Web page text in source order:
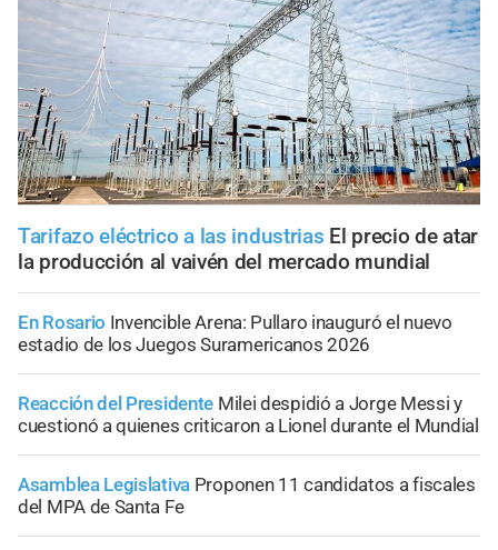
Tarifazo eléctrico a las industrias El precio de atar
la producción al vaivén del mercado mundial
En Rosario Invencible Arena: Pullaro inauguró el nuevo
estadio de los Juegos Suramericanos 2026
Reacción del Presidente Milei despidió a Jorge Messi y
cuestionó a quienes criticaron a Lionel durante el Mundial
Asamblea Legislativa Proponen 11 candidatos a fiscales
del MPA de Santa Fe